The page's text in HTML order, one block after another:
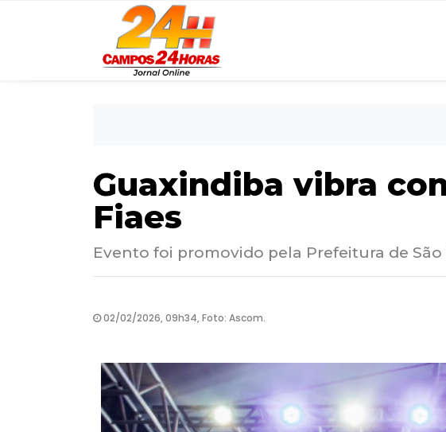
Guaxindiba vibra
Fiaes
Evento foi promovido pela Prefeitura de
02/02/2026, 09h34, Foto: Ascom.